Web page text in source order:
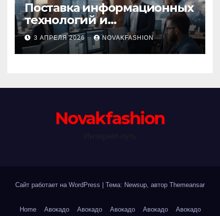
Поставка информационных
технологий и
инновационные решения
3 АПРЕЛЯ 2026 NOVAKFASHION
Novakfashion
Сайт работает на WordPress Тема: Newsup, автор Themeansar
Home Авокадо Авокадо Авокадо Авокадо Авокадо